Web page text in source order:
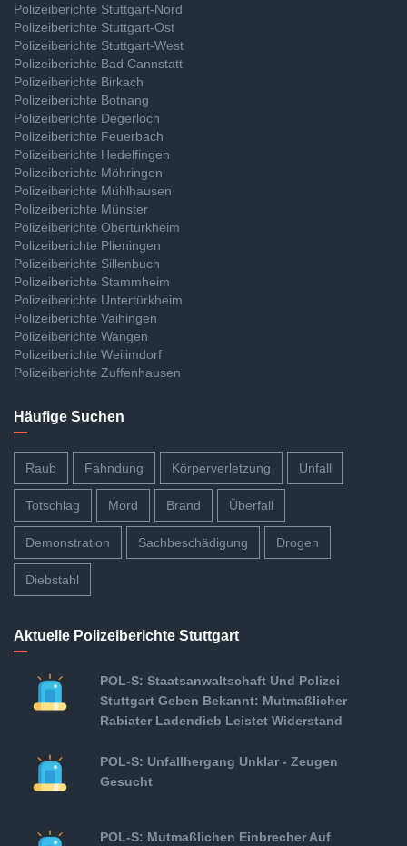
Polizeiberichte Stuttgart-Nord
Polizeiberichte Stuttgart-Ost
Polizeiberichte Stuttgart-West
Polizeiberichte Bad Cannstatt
Polizeiberichte Birkach
Polizeiberichte Botnang
Polizeiberichte Degerloch
Polizeiberichte Feuerbach
Polizeiberichte Hedelfingen
Polizeiberichte Möhringen
Polizeiberichte Mühlhausen
Polizeiberichte Münster
Polizeiberichte Obertürkheim
Polizeiberichte Plieningen
Polizeiberichte Sillenbuch
Polizeiberichte Stammheim
Polizeiberichte Untertürkheim
Polizeiberichte Vaihingen
Polizeiberichte Wangen
Polizeiberichte Weilimdorf
Polizeiberichte Zuffenhausen
Häufige Suchen
Raub Fahndung Körperverletzung Unfall
Totschlag Mord Brand Überfall
Demonstration Sachbeschädigung Drogen
Diebstahl
Aktuelle Polizeiberichte Stuttgart
POL-S: Staatsanwaltschaft Und Polizei
Stuttgart Geben Bekannt: Mutmaßlicher
Rabiater Ladendieb Leistet Widerstand
POL-S: Unfallhergang Unklar - Zeugen
Gesucht
POL-S: Mutmaßlichen Einbrecher Auf